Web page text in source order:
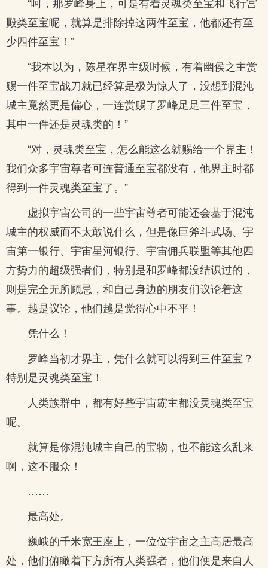
殿类至宝呢，就算是排除掉这两件至宝，他都还有至
少四件至宝！”
“我本以为，陈星在界主级时候，有着幽侯之主赏
赐一件至宝战刀就已经算是极为惊人了，没想到混沌
城主竟然更是偏心，一连赏赐了罗峰足足三件至宝，
其中一件还是灵魂类的！”
“对，灵魂类至宝，怎么能这么就赐给一个界主！
我们众多宇宙尊者可连普通至宝都没有，他界主时都
得到一件灵魂类至宝了。”
虚拟宇宙公司的一些宇宙尊者可能还会基于混沌
城主的权威而不太敢说什么，但是像巨斧斗武场、宇
宙第一银行、宇宙星河银行、宇宙佣兵联盟等其他四
方势力的超级强者们，特别是和罗峰都没结识过的，
则是完全无所顾忌，和自己身边的朋友们议论着这
事。越是议论，他们越是觉得心中不平！
凭什么！
罗峰当初才界主，凭什么就可以得到三件至宝？
特别是灵魂类至宝！
人类族群中，都有好些宇宙霸主都没灵魂类至宝
呢。
就算是你混沌城主自己的宝物，也不能这么乱来
啊，这不服众！
……
最高处。
巍峨的千米宽王座上，一位位宇宙之主高居最高
处，他们俯瞰着下方所有人类强者，他们便是来自人